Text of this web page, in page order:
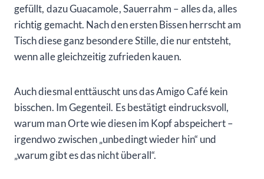
gefüllt, dazu Guacamole, Sauerrahm – alles da, alles
richtig gemacht. Nach den ersten Bissen herrscht am
Tisch diese ganz besondere Stille, die nur entsteht,
wenn alle gleichzeitig zufrieden kauen.
Auch diesmal enttäuscht uns das Amigo Café kein
bisschen. Im Gegenteil. Es bestätigt eindrucksvoll,
warum man Orte wie diesen im Kopf abspeichert –
irgendwo zwischen „unbedingt wieder hin“ und
„warum gibt es das nicht überall“.